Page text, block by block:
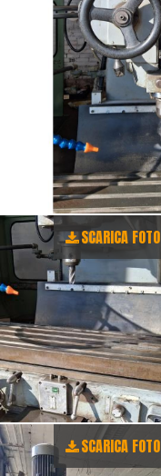
SCARICA FOTO
SCARICA FOTO